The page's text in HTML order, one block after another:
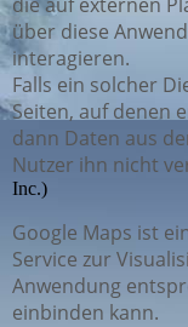
über diese
interagieren.
Falls ein solcher
Seiten, auf denen
dann Daten aus
Nutzer ihn nicht
Inc.)
Google Maps ist
Service zur
Anwendung
einbinden kann.